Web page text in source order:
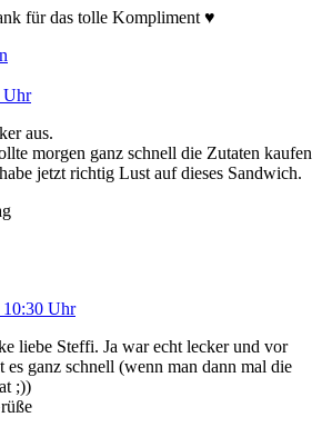
für das tolle Kompliment ♥
Uhr
aus.
morgen ganz schnell die Zutaten kaufen
jetzt richtig Lust auf dieses Sandwich.
10:30 Uhr
liebe Steffi. Ja war echt lecker und vor
es ganz schnell (wenn man dann mal die
;))